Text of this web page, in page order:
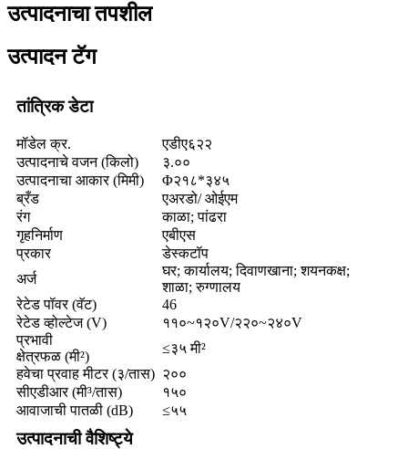
उत्पादनाचा तपशील
उत्पादन टॅग
तांत्रिक डेटा
मॉडेल क्र.
एडीए६२२
उत्पादनाचे वजन (किलो)
३.००
उत्पादनाचा आकार (मिमी)
Φ२१८*३४५
ब्रँड
एअरडो/ ओईएम
रंग
काळा; पांढरा
गृहनिर्माण
एबीएस
प्रकार
डेस्कटॉप
अर्ज
घर; कार्यालय; दिवाणखाना; शयनकक्ष;
शाळा; रुग्णालय
रेटेड पॉवर (वॅट)
46
रेटेड व्होल्टेज (V)
११०~१२०V/२२०~२४०V
प्रभावी
क्षेत्रफळ (मी²)
≤३५ मी²
हवेचा प्रवाह मीटर (३/तास) २००
सीएडीआर (मी³/तास)
१५०
आवाजाची पातळी (dB)
≤५५
उत्पादनाची वैशिष्ट्ये